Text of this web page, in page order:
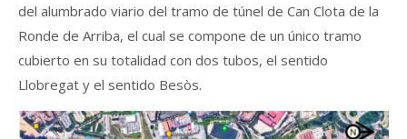
del alumbrado viario del tramo de túnel de Can Clota de la
Ronde de Arriba, el cual se compone de un único tramo
cubierto en su totalidad con dos tubos, el sentido
Llobregat y el sentido Besòs.